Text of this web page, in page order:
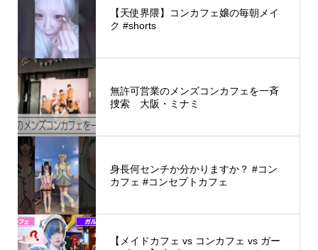
【天使界隈】コンカフェ嬢の毎朝メイ
ク #shorts
無許可営業のメンズコンカフェを一斉
捜索 大阪・ミナミ
身長何センチか分かりますか？ #コン
カフェ #コンセプトカフェ
【メイドカフェ vs コンカフェ vs ガー